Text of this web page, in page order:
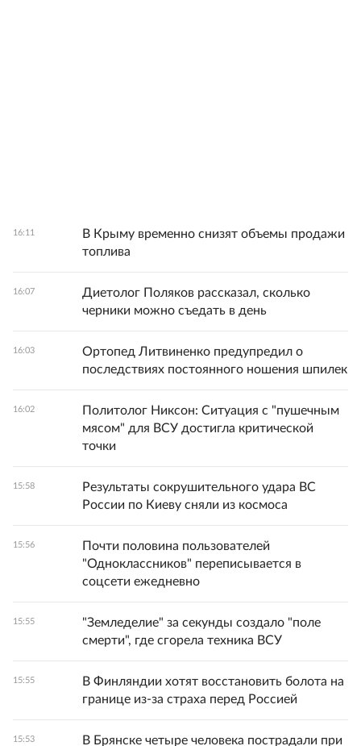
16:11
В Крыму временно снизят объемы продажи
топлива
16:07
Диетолог Поляков рассказал, сколько
черники можно съедать в день
16:03
Ортопед Литвиненко предупредил о
последствиях постоянного ношения шпилек
16:02
Политолог Никсон: Ситуация с "пушечным
мясом" для ВСУ достигла критической
точки
15:58
Результаты сокрушительного удара ВС
России по Киеву сняли из космоса
15:56
Почти половина пользователей
"Одноклассников" переписывается в
соцсети ежедневно
15:55
"Земледелие" за секунды создало "поле
смерти", где сгорела техника ВСУ
15:55
В Финляндии хотят восстановить болота на
границе из-за страха перед Россией
15:53
В Брянске четыре человека пострадали при